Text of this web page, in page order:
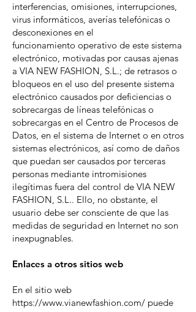
interferencias, omisiones, interrupciones,
virus informáticos, averías telefónicas o
desconexiones en el
funcionamiento operativo de este sistema
electrónico, motivadas por causas ajenas
a VIA NEW FASHION, S.L.; de retrasos o
bloqueos en el uso del presente sistema
electrónico causados por deficiencias o
sobrecargas de líneas telefónicas o
sobrecargas en el Centro de Procesos de
Datos, en el sistema de Internet o en otros
sistemas electrónicos, así como de daños
que puedan ser causados por terceras
personas mediante intromisiones
ilegítimas fuera del control de VIA NEW
FASHION, S.L.. Ello, no obstante, el
usuario debe ser consciente de que las
medidas de seguridad en Internet no son
inexpugnables.
Enlaces a otros sitios web
En el sitio web
https://www.vianewfashion.com/ puede